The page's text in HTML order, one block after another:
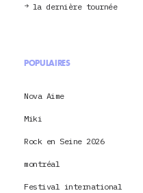
la dernière tournée
POPULAIRES
Nova Aime
Miki
Rock en Seine 2026
montréal
Festival international